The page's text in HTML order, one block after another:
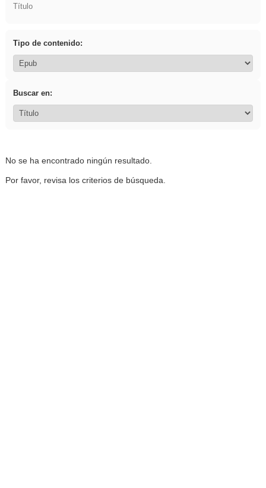
Título
Tipo de contenido:
Buscar en:
No se ha encontrado ningún resultado.
Por favor, revisa los criterios de búsqueda.